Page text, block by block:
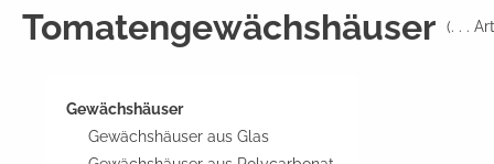
Tomatengewächshäuser (. . .
Gewächshäuser
Gewächshäuser aus Glas